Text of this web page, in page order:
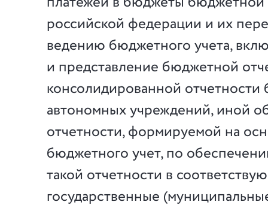
российской федерации и их
ведению бюджетного учета,
и представление бюджетной
консолидированной
автономных учреждений, иной
отчетности, формируемой на
бюджетного учет, по
такой отчетности в
государственные